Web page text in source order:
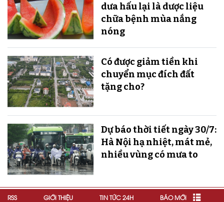
dưa hấu lại là dược liệu
chữa bệnh mùa nắng
nóng
Có được giảm tiền khi
chuyển mục đích đất
tặng cho?
Dự báo thời tiết ngày 30/7:
Hà Nội hạ nhiệt, mát mẻ,
nhiều vùng có mưa to
RSS GIỚI THIỆU TIN TỨC 24H BÁO MỚI